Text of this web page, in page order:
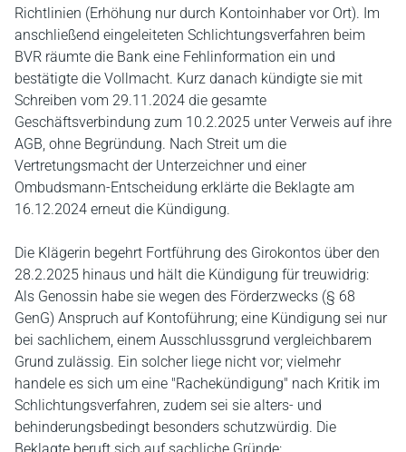
Richtlinien (Erhöhung nur durch Kontoinhaber vor Ort). Im
anschließend eingeleiteten Schlichtungsverfahren beim
BVR räumte die Bank eine Fehlinformation ein und
bestätigte die Vollmacht. Kurz danach kündigte sie mit
Schreiben vom 29.11.2024 die gesamte
Geschäftsverbindung zum 10.2.2025 unter Verweis auf ihre
AGB, ohne Begründung. Nach Streit um die
Vertretungsmacht der Unterzeichner und einer
Ombudsmann-Entscheidung erklärte die Beklagte am
16.12.2024 erneut die Kündigung.
Die Klägerin begehrt Fortführung des Girokontos über den
28.2.2025 hinaus und hält die Kündigung für treuwidrig:
Als Genossin habe sie wegen des Förderzwecks (§ 68
GenG) Anspruch auf Kontoführung; eine Kündigung sei nur
bei sachlichem, einem Ausschlussgrund vergleichbarem
Grund zulässig. Ein solcher liege nicht vor; vielmehr
handele es sich um eine "Rachekündigung" nach Kritik im
Schlichtungsverfahren, zudem sei sie alters- und
behinderungsbedingt besonders schutzwürdig. Die